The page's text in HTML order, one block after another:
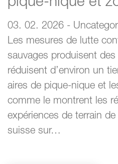
03. 02. 2026 -
Les mesures de lutte
sauvages produisent
réduisent d’environ un
aires de pique-nique et
comme le montrent les
expériences de terrain
suisse sur…